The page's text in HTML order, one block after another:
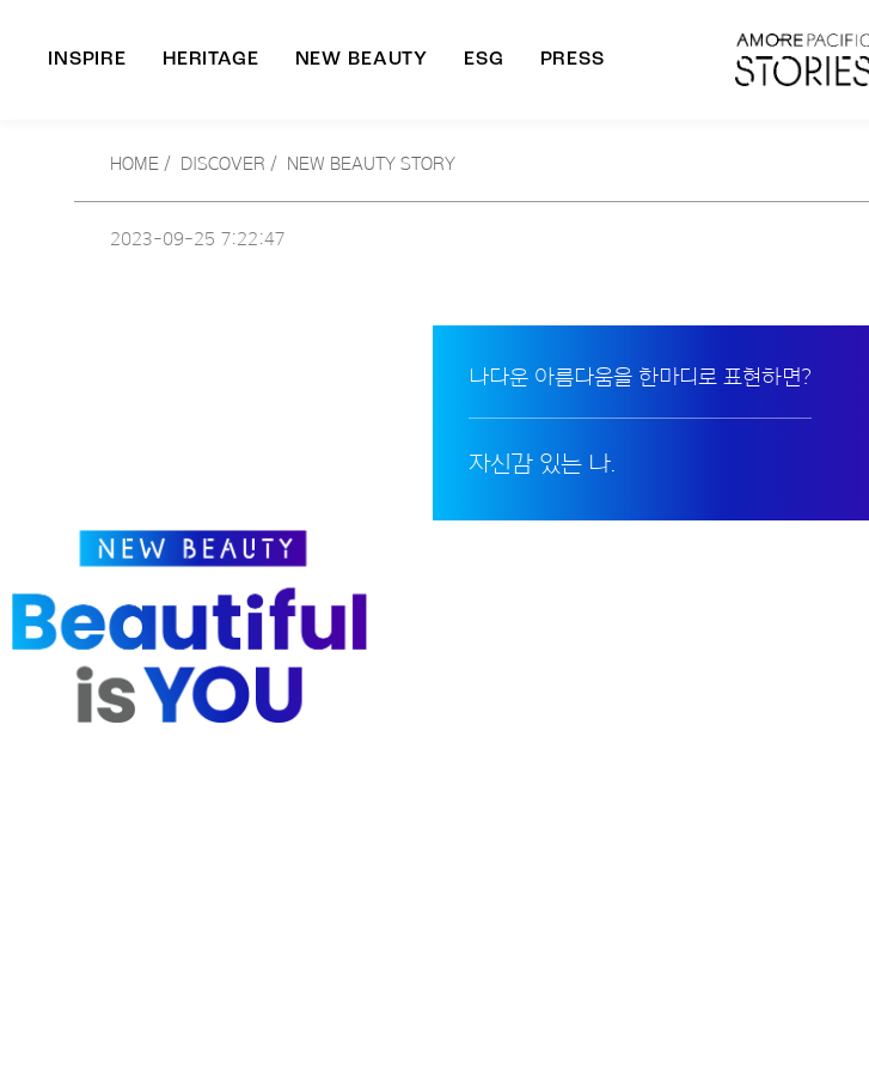
INSPIRE HERITAGE NEW BEAUTY ESG PRESS
HOME / DISCOVER / NEW BEAUTY STORY
2023-09-25 7:22:47
나다운 아름다움을 한마디로 표현하면?
자신감 있는 나.